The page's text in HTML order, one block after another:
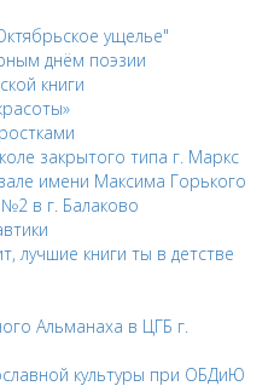
ущелье"
днём поэзии
книги
закрытого типа г. Маркс
имени Максима Горького
в г. Балаково
лучшие книги ты в детстве
Альманаха в ЦГБ г.
культуры при ОБДиЮ